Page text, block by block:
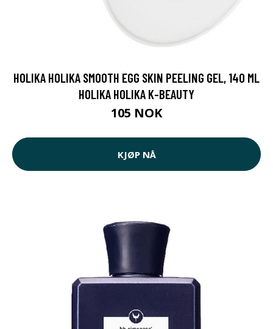
HOLIKA HOLIKA SMOOTH EGG SKIN PEELING GEL, 140 ML
HOLIKA HOLIKA K-BEAUTY
105 NOK
KJØP NÅ